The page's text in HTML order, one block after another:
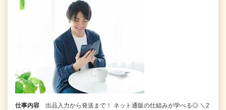
仕事内容
出品入力から発送まで！ ネット通販の仕組みが学べる◎ ＼2